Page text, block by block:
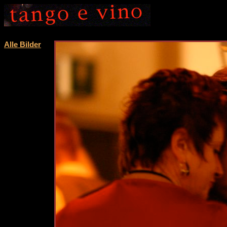
Alle Bilder